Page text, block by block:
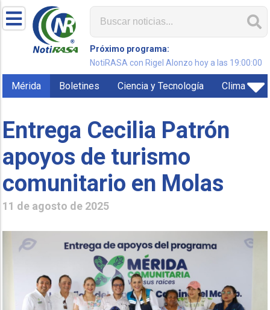
Próximo programa:
NotiRASA con Rigel Alonzo hoy a las 19:00:00
Mérida Boletines Ciencia y Tecnología Clima
Entrega Cecilia Patrón
apoyos de turismo
comunitario en Molas
11 de agosto de 2025